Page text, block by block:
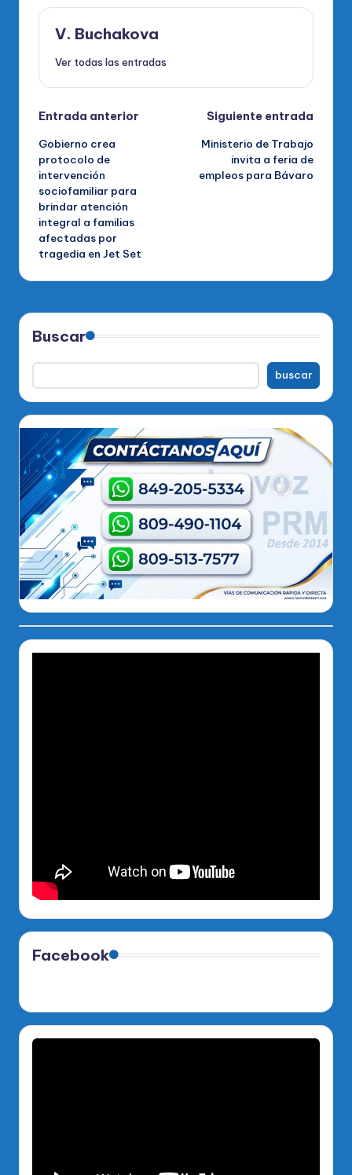
V. Buchakova
Ver todas las entradas
Navegación
de
entradas
Entrada anterior
Gobierno crea
protocolo de
intervención
sociofamiliar para
brindar atención
integral a familias
afectadas por
tragedia en Jet Set
Siguiente entrada
Ministerio de Trabajo
invita a feria de
empleos para Bávaro
Buscar
buscar
Facebook